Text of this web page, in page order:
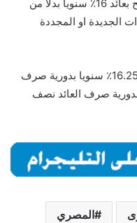
البلاتينية 3 سنوات العائد الشهرى لتصبح بعائد 16٪؜ سنويا بدلا من
الجديدة او المجددة
ذات الشهادة بسعر 16.25٪؜ سنويا بدورية صرف
وبسعر 16.50٪؜ سنويا بدورية صرف العائد نصف
المصري